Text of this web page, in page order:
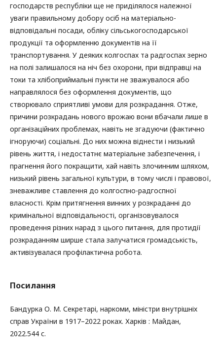
господарств республіки ще не приділялося належної
уваги правильному добору осіб на матеріально-
відповідальні посади, обліку сільськогосподарської
продукції та оформленню документів на її
транспортування. У деяких колгоспах та радгоспах зерно
на полі залишалося на ніч без охорони, при відправці на
токи та хлібоприймальні пункти не зважувалося або
направлялося без оформлення документів, що
створювало сприятливі умови для розкрадання. Отже,
причини розкрадань нового врожаю вони вбачали лише в
організаційних проблемах, навіть не згадуючи (фактично
ігноруючи) соціальні. До них можна віднести і низький
рівень життя, і недостатнє матеріальне забезпечення, і
прагнення його покращити, хай навіть злочинним шляхом,
низький рівень загальної культури, в тому числі і правової,
зневажливе ставлення до колгоспно-радгоспної
власності. Крім притягнення винних у розкраданні до
кримінальної відповідальності, організовувалося
проведення різних нарад з цього питання, для протидії
розкраданням ширше стала залучатися громадськість,
активізувалася профілактична робота.
Посилання
Бандурка О. М. Секретарі, наркоми, міністри внутрішніх
справ України в 1917–2022 роках. Харків : Майдан,
2022.544 с.